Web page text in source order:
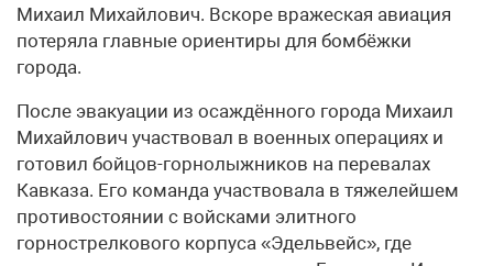
Михаил Михайлович. Вскоре вражеская авиация
потеряла главные ориентиры для бомбёжки
города.
После эвакуации из осаждённого города Михаил
Михайлович участвовал в военных операциях и
готовил бойцов-горнолыжников на перевалах
Кавказа. Его команда участвовала в тяжелейшем
противостоянии с войсками элитного
горнострелкового корпуса «Эдельвейс», где